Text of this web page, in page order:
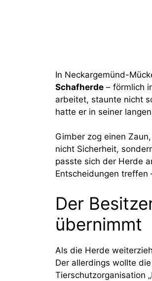
In Neckargemünd-
Schafherde – förmlich
arbeitet, staunte nicht
hatte er in seiner
Gimber zog einen
nicht Sicherheit,
passte sich der Herde
Entscheidungen treffen
Der
übernimmt
Als die Herde
Der allerdings wollte die
Tierschutzorganisation